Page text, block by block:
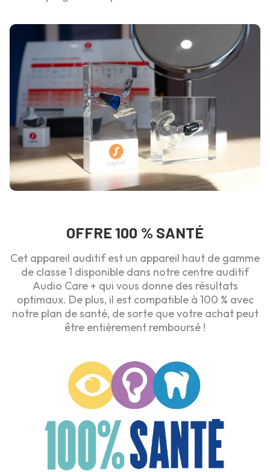
OFFRE 100 % SANTÉ
Cet appareil auditif est un appareil haut de gamme
de classe 1 disponible dans notre centre auditif
Audio Care + qui vous donne des résultats
optimaux. De plus, il est compatible à 100 % avec
notre plan de santé, de sorte que votre achat peut
être entièrement remboursé !